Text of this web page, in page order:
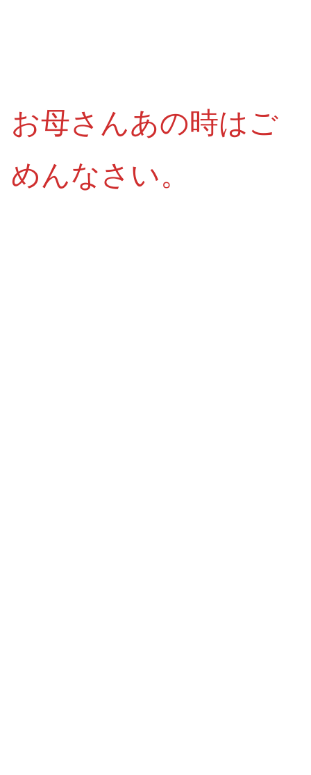
お母さんあの時はご
めんなさい。